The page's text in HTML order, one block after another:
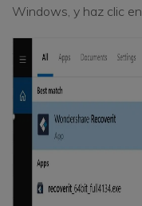
Windows, y haz clic en